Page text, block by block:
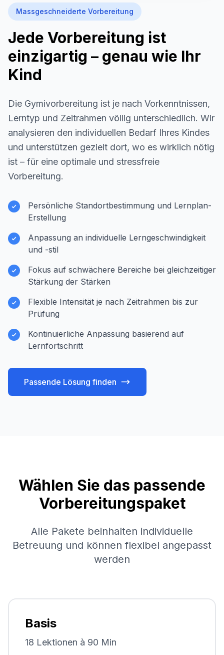
Massgeschneiderte Vorbereitung
Jede Vorbereitung ist
einzigartig – genau wie Ihr
Kind
Die Gymivorbereitung ist je nach Vorkenntnissen,
Lerntyp und Zeitrahmen völlig unterschiedlich. Wir
analysieren den individuellen Bedarf Ihres Kindes
und unterstützen gezielt dort, wo es wirklich nötig
ist – für eine optimale und stressfreie
Vorbereitung.
Persönliche Standortbestimmung und Lernplan-
Erstellung
Anpassung an individuelle Lerngeschwindigkeit
und -stil
Fokus auf schwächere Bereiche bei gleichzeitiger
Stärkung der Stärken
Flexible Intensität je nach Zeitrahmen bis zur
Prüfung
Kontinuierliche Anpassung basierend auf
Lernfortschritt
Passende Lösung finden
Wählen Sie das passende
Vorbereitungspaket
Alle Pakete beinhalten individuelle
Betreuung und können flexibel angepasst
werden
Basis
18 Lektionen à 90 Min